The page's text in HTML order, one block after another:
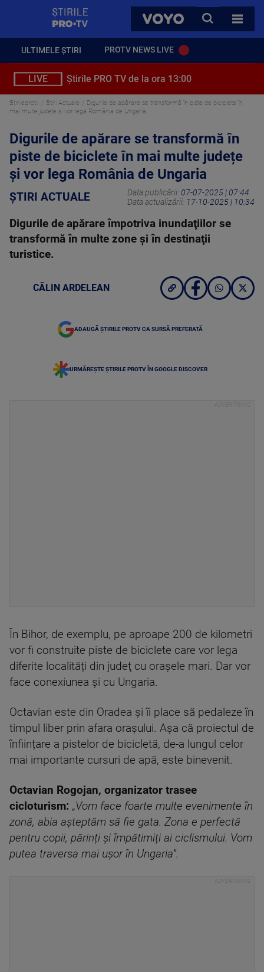
VOYO
CAUTA
TOATE
ULTIMELE ȘTIRI PROTV NEWS LIVE
LIVE Știrile PRO TV de la ora 13:00
Stirileprotv Știri Actuale
Digurile de apărare se transformă în piste de biciclete în
mai multe județe și vor lega România de Ungaria
Digurile de apărare se transformă în
piste de biciclete în mai multe județe
și vor lega România de Ungaria
ȘTIRI ACTUALE Data publicării: 07-07-2025 | 07:44
Data actualizării: 17-10-2025 | 10:34
Digurile de apărare împotriva inundaţiilor se
transformă în multe zone şi în destinaţii
turistice.
CĂLIN ARDELEAN
ADAUGĂ ȘTIRILE PROTV CA SURSĂ PREFERATĂ
URMĂREȘTE ȘTIRILE PROTV ÎN GOOGLE DISCOVER
În Bihor, de exemplu, pe aproape 200 de kilometri
vor fi construite piste de biciclete care vor lega
diferite localități din judeţ cu orașele mari. Dar vor
face conexiunea și cu Ungaria.
Octavian este din Oradea și îi place să pedaleze în
timpul liber prin afara orașului. Așa că proiectul de
înființare a pistelor de bicicletă, de-a lungul celor
mai importante cursuri de apă, este binevenit.
Octavian Rogojan, organizator trasee
cicloturism: „Vom face foarte multe evenimente în
zonă, abia așteptăm să fie gata. Zona e perfectă
pentru copii, părinți și împătimiți ai ciclismului. Vom
putea traversa mai ușor în Ungaria”.